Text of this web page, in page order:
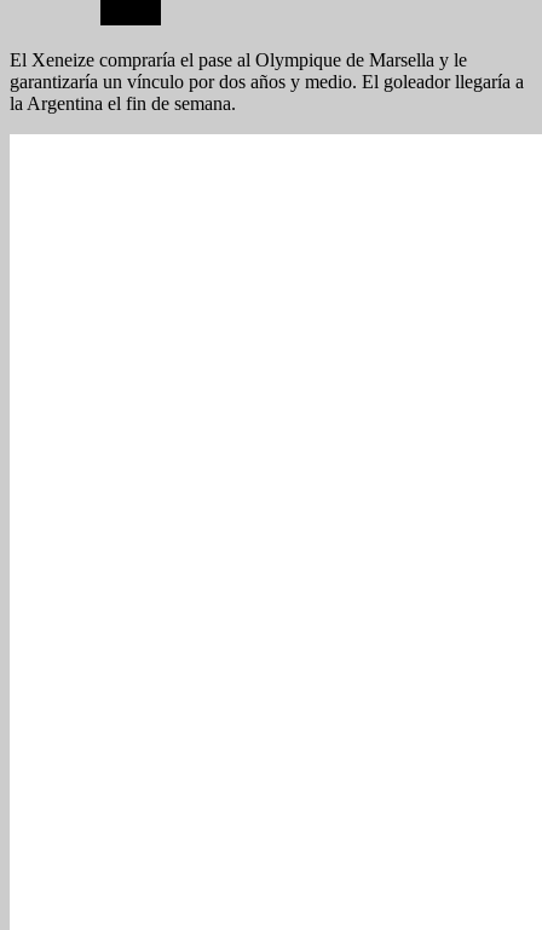
El Xeneize compraría el pase al Olympique de Marsella y le
garantizaría un vínculo por dos años y medio. El goleador llegaría a
la Argentina el fin de semana.